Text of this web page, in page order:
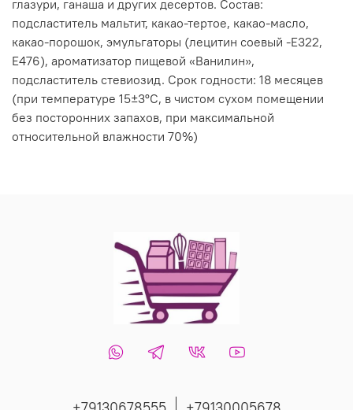
глазури, ганаша и других десертов. Состав:
подсластитель мальтит, какао-тертое, какао-масло,
какао-порошок, эмульгаторы (лецитин соевый -Е322,
Е476), ароматизатор пищевой «Ванилин»,
подсластитель стевиозид. Срок годности: 18 месяцев
(при температуре 15±3ºС, в чистом сухом помещении
без посторонних запахов, при максимальной
относительной влажности 70%)